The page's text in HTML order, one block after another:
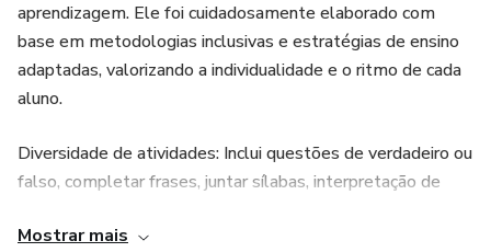
aprendizagem. Ele foi cuidadosamente elaborado com
base em metodologias inclusivas e estratégias de ensino
adaptadas, valorizando a individualidade e o ritmo de cada
aluno.
Diversidade de atividades: Inclui questões de verdadeiro ou
falso, completar frases, juntar sílabas, interpretação de
tornar o aprendizado dinâmico e interativo.
Mostrar mais